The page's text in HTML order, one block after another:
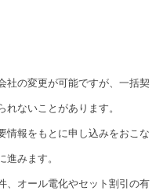
社の変更が可能ですが、一括契
ないことがあります。
情報をもとに申し込みをおこな
みます。
、オール電化やセット割引の有